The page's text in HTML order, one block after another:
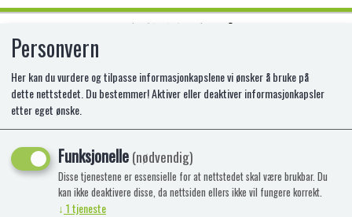
SQUISHMALLOWS 30 CM P15
ZARINA THE YELLO
AM-2409P15
Personvern
Her kan du vurdere og tilpasse informasjonkapslene vi ønsker å bruke på
dette nettstedet. Du bestemmer! Aktiver eller deaktiver informasjonkapsler
etter eget ønske.
Funksjonelle(nødvendig)
Disse tjenestene er essensielle for at nettstedet skal være brukbar. Du
kan ikke deaktivere disse, da nettsiden ellers ikke vil fungere korrekt.
↓ 1tjeneste